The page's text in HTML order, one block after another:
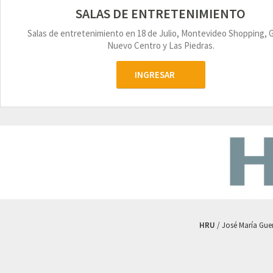
SALAS DE ENTRETENIMIENTO
Salas de entretenimiento en 18 de Julio, Montevideo Shopping,
Nuevo Centro y Las Piedras.
INGRESAR
HRU / José María